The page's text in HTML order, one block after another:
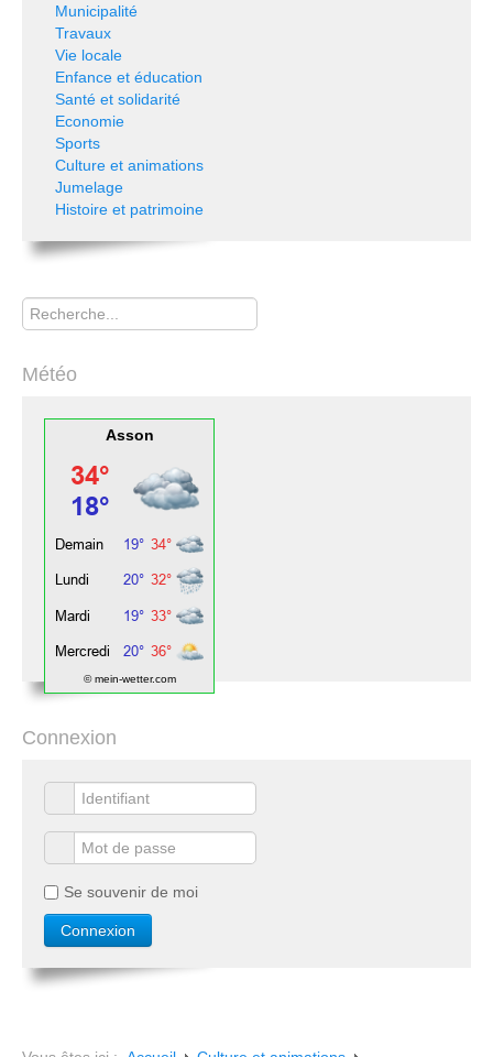
Municipalité
Travaux
Vie locale
Enfance et éducation
Santé et solidarité
Economie
Sports
Culture et animations
Jumelage
Histoire et patrimoine
Rechercher
Météo
Asson
© mein-wetter.com
Connexion
Se souvenir de moi